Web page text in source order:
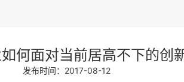
何面对当前居高不下的创
发布时间：2017-08-12